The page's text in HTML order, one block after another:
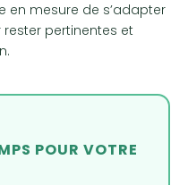
en mesure de s’adapter
pertinentes et
POUR VOTRE